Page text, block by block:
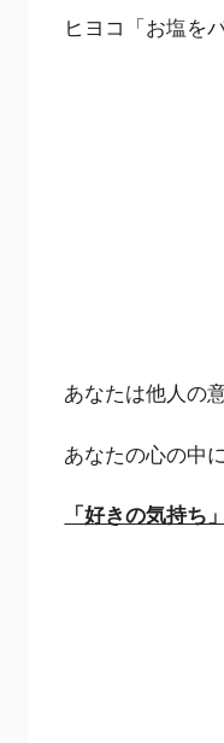
ヒヨコ「お塩を
あなたは他人の
あなたの心の中
「好きの気持ち」